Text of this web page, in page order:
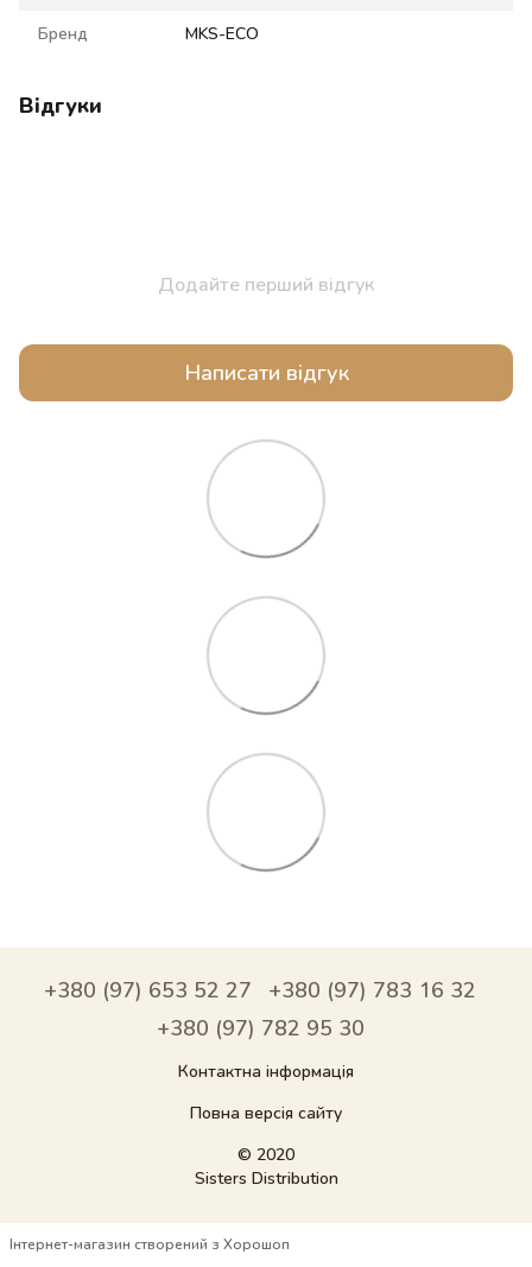
Бренд MKS-ECO
Відгуки
Додайте перший відгук
Написати відгук
+380 (97) 653 52 27
+380 (97) 783 16 32
+380 (97) 782 95 30
Контактна інформація
Повна версія сайту
© 2020
Sisters Distribution
Інтернет-магазин створений з Хорошоп